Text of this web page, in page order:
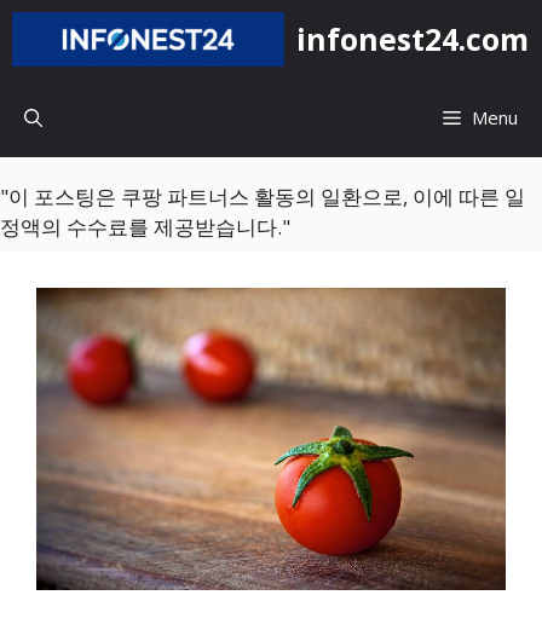
컨
츠
너
뛰
기
infonest24.com
Menu
"이 포스팅은 쿠팡 파트너스 활동의 일환으로, 이에 따른 일
정액의 수수료를 제공받습니다."